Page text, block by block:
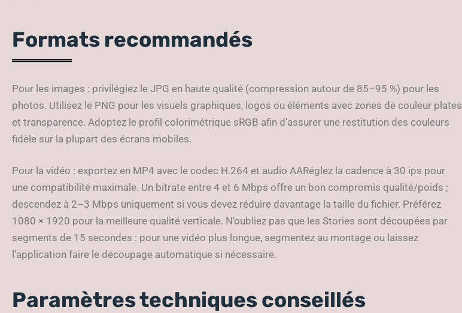
Formats recommandés
Pour les images : privilégiez le JPG en haute qualité (compression autour de 85–95 %) pour les
photos. Utilisez le PNG pour les visuels graphiques, logos ou éléments avec zones de couleur plates
et transparence. Adoptez le profil colorimétrique sRGB afin d’assurer une restitution des couleurs
fidèle sur la plupart des écrans mobiles.
Pour la vidéo : exportez en MP4 avec le codec H.264 et audio AARéglez la cadence à 30 ips pour
une compatibilité maximale. Un bitrate entre 4 et 6 Mbps offre un bon compromis qualité/poids ;
descendez à 2–3 Mbps uniquement si vous devez réduire davantage la taille du fichier. Préférez
1080 × 1920 pour la meilleure qualité verticale. N’oubliez pas que les Stories sont découpées par
segments de 15 secondes : pour une vidéo plus longue, segmentez au montage ou laissez
l’application faire le découpage automatique si nécessaire.
Paramètres techniques conseillés